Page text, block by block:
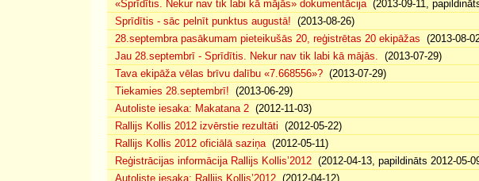
«Sprīdītis. Nekur nav tik labi kā mājās» dokumentācija(2013-09-11,
Sprīdītis - sāc pelnīt punktus augustā! (2013-08-26)
28.septembra pasākumam pieteikušās 20, reģistrētas 20 ekipāžas (2013-08-
Jau 28.septembrī - Sprīdītis. Nekur nav tik labi kā mājās. (2013-07-29)
Tava ekipāža vēlas brīvu dalību «7.668556»? (2013-07-29)
Tiekamies 28.septembrī! (2013-06-29)
Autoliste iesaka: Makatana 2 (2012-11-03)
Rallijs Kollis 2012 izvērstie rezultāti (2012-05-22)
Rallijs Kollis 2012 oficiālā saziņa(2012-05-11)
Reģistrācijas informācija Rallijs Kollis’2012 (2012-04-13, papildināts 2012-05-
Autoliste iesaka: Rallijs Kollis’2012 (2012-04-12)